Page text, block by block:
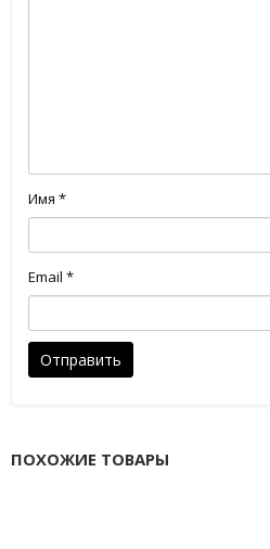
Имя *
Email *
ПОХОЖИЕ ТОВАРЫ